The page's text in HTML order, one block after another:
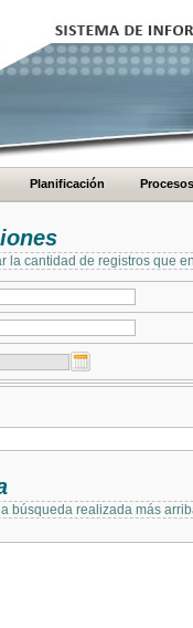
Planificación Procesos
la cantidad de registros que
búsqueda realizada más